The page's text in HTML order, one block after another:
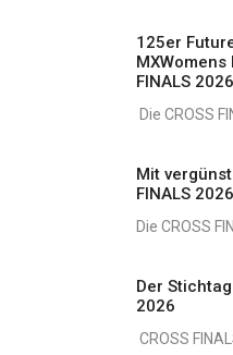
125er
MXWomens
FINALS
Die CROSS
Mit
FINALS 2026
Die CROSS
Der
2026
CROSS